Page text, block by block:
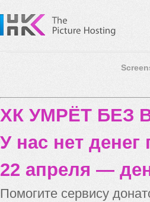
ХК УМРЁТ
У нас нет денег
22 апреля —
Помогите сервису